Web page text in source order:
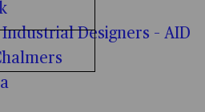
Designers – AID
för personlig
för anpassade annonser